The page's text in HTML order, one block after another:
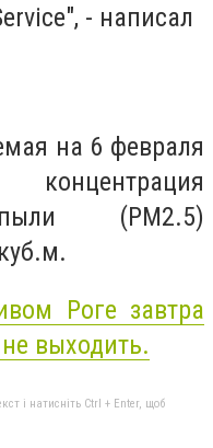
- написал
на 6 февраля
(PM2.5)
Роге завтра
выходить.
і натисніть Ctrl + Enter, щоб